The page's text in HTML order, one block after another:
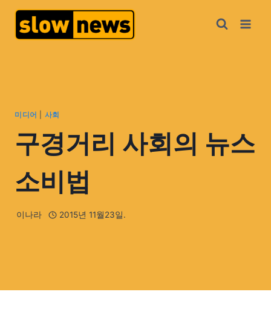
미디어 사회
구경거리 사회의 뉴스
소비법
이나라 2015년 11월23일.